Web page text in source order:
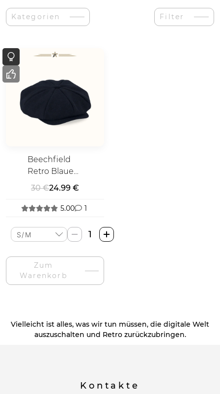
Kategorien Filter
Beechfield
Retro Blaue
Mütze
30 €24.99 €
5.00 1
Beechfield
Retro
Mėlyna
Menge
Zum
Warenkorb
Vielleicht ist alles, was wir tun müssen, die digitale Welt
auszuschalten und Retro zurückzubringen.
Kontakte